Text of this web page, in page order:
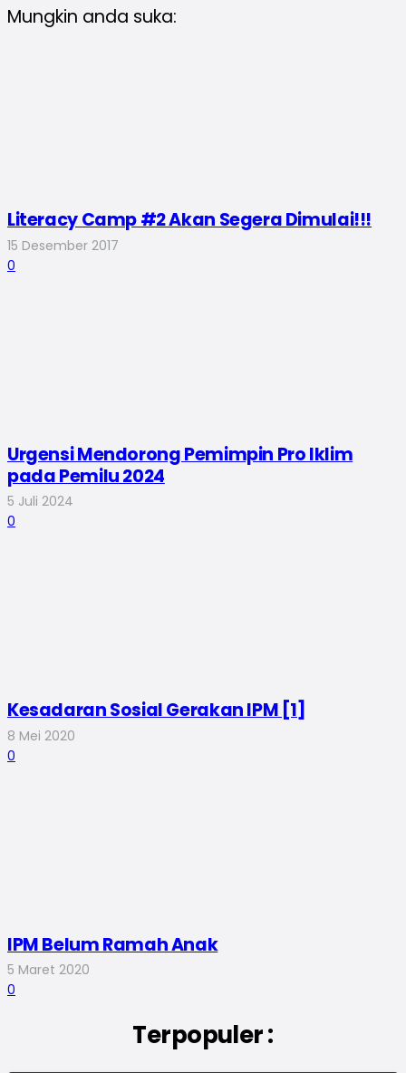
Mungkin anda suka:
Literacy Camp #2 Akan Segera Dimulai!!!
15 Desember 2017
0
Urgensi Mendorong Pemimpin Pro Iklim
pada Pemilu 2024
5 Juli 2024
0
Kesadaran Sosial Gerakan IPM [1]
8 Mei 2020
0
IPM Belum Ramah Anak
5 Maret 2020
0
Terpopuler :